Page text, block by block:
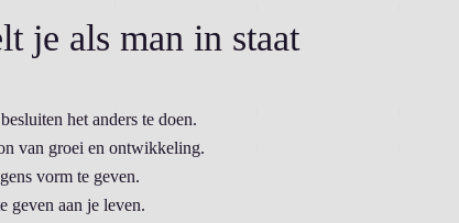
je als man in staat
het anders te doen.
van groei en ontwikkeling.
vorm te geven.
geven aan je leven.